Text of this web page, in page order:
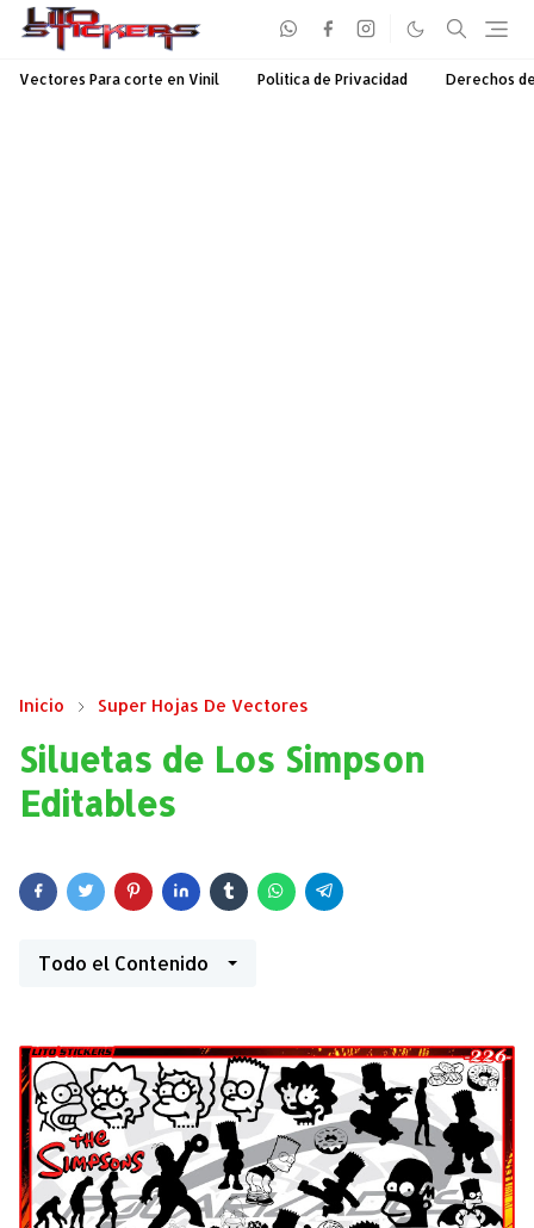
Vectores Para corte en Vinil Política de Privacidad Derechos
Inicio Super Hojas De Vectores
Siluetas de Los Simpson
Editables
Todo el Contenido